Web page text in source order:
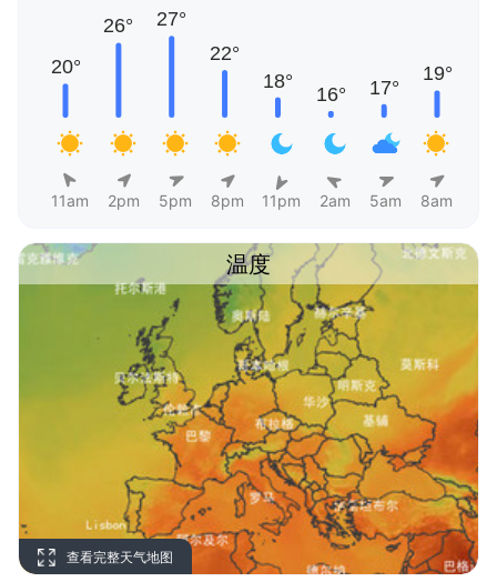
11am 2pm 5pm 8pm 11pm 2am 5am 8am
温度
查看完整天气地图